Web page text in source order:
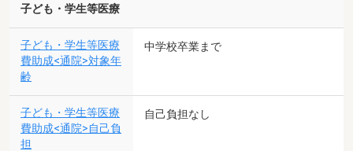
子ども・学生等医療
子ども・学生等医療
費助成<通院>対象年
齢
中学校卒業まで
子ども・学生等医療
費助成<通院>自己負
担
自己負担なし